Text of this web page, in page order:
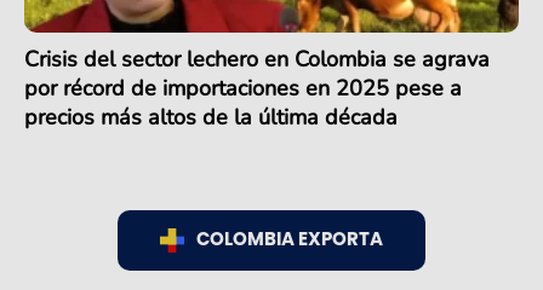
Crisis del sector lechero en Colombia se agrava
por récord de importaciones en 2025 pese a
precios más altos de la última década
COLOMBIA EXPORTA